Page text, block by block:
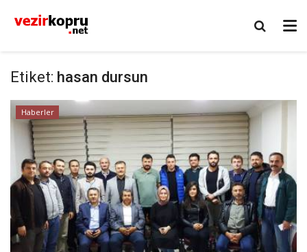
Etiket: hasan dursun
Haberler